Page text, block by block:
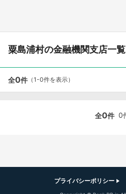
粟島浦村の金融機関支店一覧
全0件 （1-0件を表示）
全0件 0
プライバシーポリシー